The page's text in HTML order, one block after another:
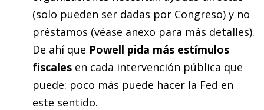
(solo pueden ser dadas por Congreso) y no
préstamos (véase anexo para más detalles).
De ahí que Powell pida más estímulos
fiscales en cada intervención pública que
puede: poco más puede hacer la Fed en
este sentido.